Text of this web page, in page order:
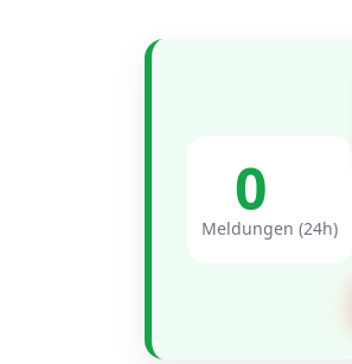
0
Meldungen (24h)